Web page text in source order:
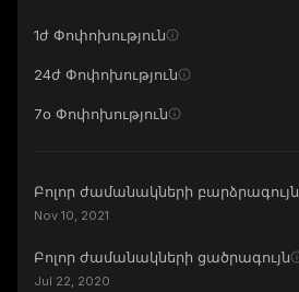
1ժ Փոփոխություն
24ժ Փոփոխություն
7օ Փոփոխություն
Բոլոր ժամանակների բարձրագույն
Nov 10, 2021
Բոլոր ժամանակների ցածրագույն
Jul 22, 2020